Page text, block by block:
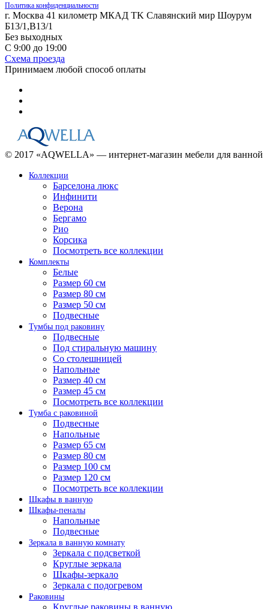
Политика конфиденциальности
г. Москва 41 километр МКАД TK Славянский мир Шоурум
Б13/1,В13/1
Без выходных
С 9:00 до 19:00
Схема проезда
Принимаем любой способ оплаты
© 2017 «AQWELLA» — интернет-магазин мебели для ванной
Коллекции
Барселона люкс
Инфинити
Верона
Бергамо
Рио
Корсика
Посмотреть все коллекции
Комплекты
Белые
Размер 60 см
Размер 80 см
Размер 50 см
Подвесные
Тумбы под раковину
Подвесные
Под стиральную машину
Со столешницей
Напольные
Размер 40 см
Размер 45 см
Посмотреть все коллекции
Тумба с раковиной
Подвесные
Напольные
Размер 65 см
Размер 80 см
Размер 100 см
Размер 120 см
Посмотреть все коллекции
Шкафы в ванную
Шкафы-пеналы
Напольные
Подвесные
Зеркала в ванную комнату
Зеркала с подсветкой
Круглые зеркала
Шкафы-зеркало
Зеркала с подогревом
Раковины
Круглые раковины в ванную